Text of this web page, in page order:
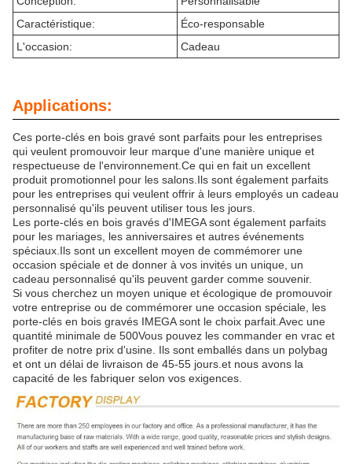
Caractéristique:
Éco-responsable
L'occasion:
Cadeau
Applications:
Ces porte-clés en bois gravé sont parfaits pour les entreprises
qui veulent promouvoir leur marque d'une manière unique et
respectueuse de l'environnement.Ce qui en fait un excellent
produit promotionnel pour les salons.Ils sont également parfaits
pour les entreprises qui veulent offrir à leurs employés un cadeau
personnalisé qu'ils peuvent utiliser tous les jours.
Les porte-clés en bois gravés d'IMEGA sont également parfaits
pour les mariages, les anniversaires et autres événements
spéciaux.Ils sont un excellent moyen de commémorer une
occasion spéciale et de donner à vos invités un unique, un
cadeau personnalisé qu'ils peuvent garder comme souvenir.
Si vous cherchez un moyen unique et écologique de promouvoir
votre entreprise ou de commémorer une occasion spéciale, les
porte-clés en bois gravés IMEGA sont le choix parfait.Avec une
quantité minimale de 500Vous pouvez les commander en vrac et
profiter de notre prix d'usine. Ils sont emballés dans un polybag
et ont un délai de livraison de 45-55 jours.et nous avons la
capacité de les fabriquer selon vos exigences.